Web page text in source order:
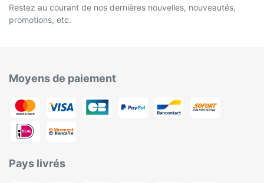
Restez au courant de nos dernières nouvelles, nouveautés,
promotions, etc.
Moyens de paiement
Pays livrés